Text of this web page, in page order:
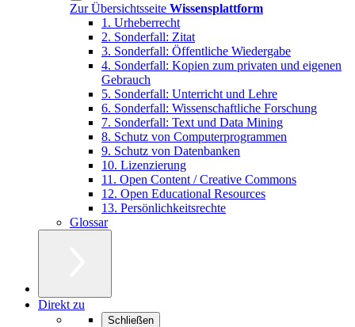
Zur Übersichtsseite Wissensplattform
1. Urheberrecht
2. Sonderfall: Zitat
3. Sonderfall: Öffentliche Wiedergabe
4. Sonderfall: Kopien zum privaten und eigenen
Gebrauch
5. Sonderfall: Unterricht und Lehre
6. Sonderfall: Wissenschaftliche Forschung
7. Sonderfall: Text und Data Mining
8. Schutz von Computerprogrammen
9. Schutz von Datenbanken
10. Lizenzierung
11. Open Content / Creative Commons
12. Open Educational Resources
13. Persönlichkeitsrechte
Glossar
Direkt zu
Schließen